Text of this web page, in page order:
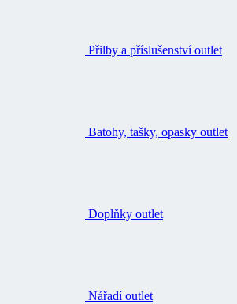
Přilby a příslušenství outlet
Batohy, tašky, opasky outlet
Doplňky outlet
Nářadí outlet